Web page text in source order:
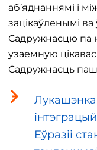
аб’яднаннямі і
зацікаўленымі
Садружнасцю па
узаемную
Садружнасць
Еўразіі